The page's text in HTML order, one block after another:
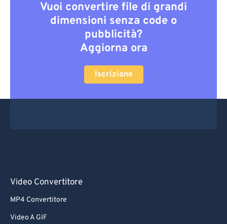
Vuoi convertire file di grandi
dimensioni senza code o
pubblicità?
Aggiorna ora
Iscrizione
Video Convertitore
MP4 Convertitore
Video A GIF